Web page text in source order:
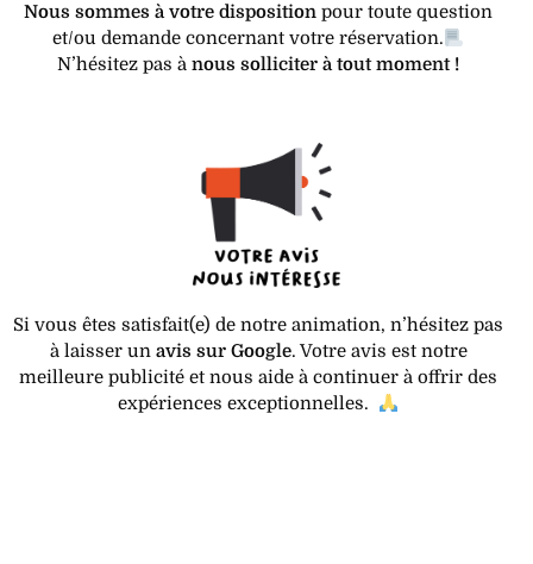
Nous sommes à votre disposition pour toute question
et/ou demande concernant votre réservation.
N’hésitez pas ànous solliciter à tout moment !
Si vous êtes satisfait(e) de notre animation, n’hésitez pas
à laisser un avis sur Google. Votre avis est notre
meilleure publicité et nous aide à continuer à offrir des
expériences exceptionnelles.